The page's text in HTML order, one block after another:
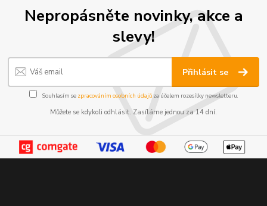
Nepropásněte novinky, akce a
slevy!
Přihlásit se
Souhlasím se zpracováním osobních údajůza účelem rozesílky newsletteru.
Můžete se kdykoli odhlásit. Zasíláme jednou za 14 dní.